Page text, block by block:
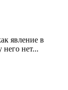
явление в
него нет...